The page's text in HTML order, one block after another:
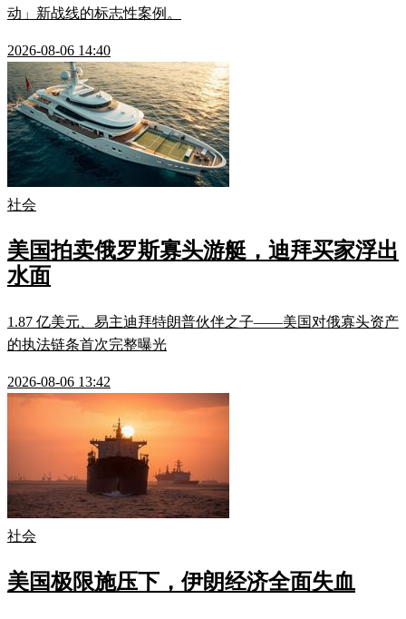
动」新战线的标志性案例。
2026-08-06 14:40
社会
美国拍卖俄罗斯寡头游艇，迪拜买家浮出
水面
1.87 亿美元、易主迪拜特朗普伙伴之子——美国对俄寡头资产
的执法链条首次完整曝光
2026-08-06 13:42
社会
美国极限施压下，伊朗经济全面失血